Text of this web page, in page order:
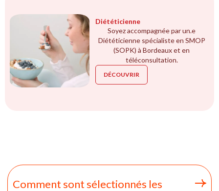
Diététicienne
Soyez accompagnée par un.e
Diététicienne spécialiste en SMOP
(SOPK) à Bordeaux et en
téléconsultation.
DÉCOUVRIR
Comment sont sélectionnés les